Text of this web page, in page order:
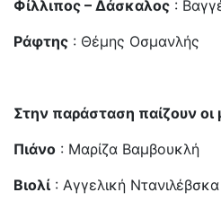
Φίλλιπος – Δάσκαλος :
Ράφτης : Θέμης Οσμανλής
Στην παράσταση παίζουν οι
Πιάνο : Μαρίζα Βαμβουκλή
Βιολί : Αγγελική Ντανιλέβσκα